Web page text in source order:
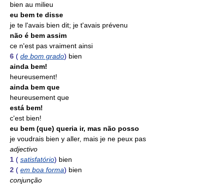
bien au milieu
eu bem te disse
je te l'avais bien dit; je t'avais prévenu
não é bem assim
ce n'est pas vraiment ainsi
6 ( de bom grado) bien
ainda bem!
heureusement!
ainda bem que
heureusement que
está bem!
c'est bien!
eu bem (que) queria ir, mas não posso
je voudrais bien y aller, mais je ne peux pas
adjectivo
1 ( satisfatório) bien
2 ( em boa forma) bien
conjunção